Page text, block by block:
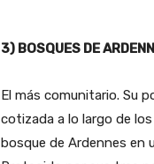
3) BOSQUES DE
El más comunitario. Su
cotizada a lo largo de
bosque de Ardennes en